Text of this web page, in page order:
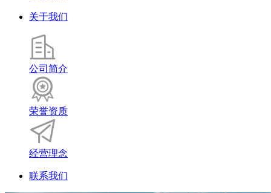
关于我们
公司简介
荣誉资质
经营理念
联系我们